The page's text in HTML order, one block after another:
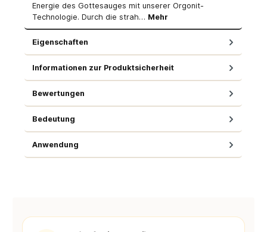
Energie des Gottesauges mit unserer Orgonit-
Technologie. Durch die strah… Mehr
Eigenschaften
Informationen zur Produktsicherheit
Bewertungen
Bedeutung
Anwendung